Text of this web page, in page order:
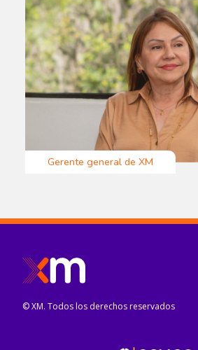
Gerente general de XM
© XM. Todos los derechos reservados